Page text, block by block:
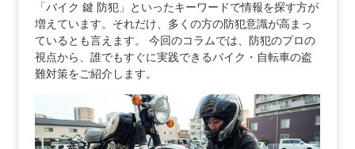
「バイク 鍵 防犯」といったキーワードで情報を探す方が
増えています。それだけ、多くの方の防犯意識が高まっ
ているとも言えます。 今回のコラムでは、防犯のプロの
視点から、誰でもすぐに実践できるバイク・自転車の盗
難対策をご紹介します。